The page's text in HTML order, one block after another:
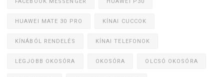
HUAWEI MATE 30 PRO KÍNAI CUCCOK
KÍNÁBÓL RENDELÉS KÍNAI TELEFONOK
LEGJOBB OKOSÓRA OKOSÓRA OLCSÓ OKOSÓRA